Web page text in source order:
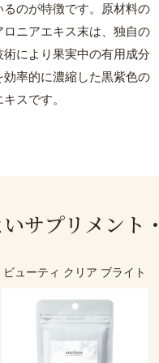
るのが特徴です。原材料の
ロニアエキス末は、独自の
術により果実中の有用成分
効率的に濃縮した黒紫色の
キスです。
サプリメント
ビューティ クリア ブライト